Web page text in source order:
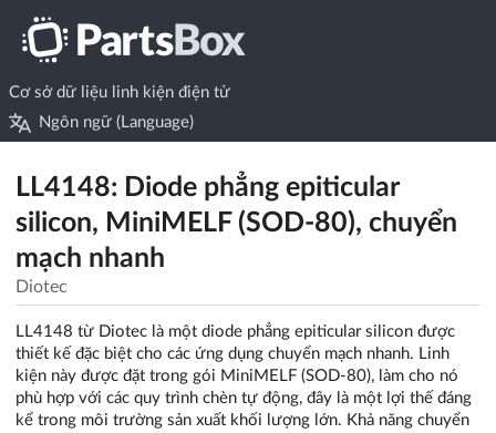
Cơ sở dữ liệu linh kiện điện tử
Ngôn ngữ (Language)
LL4148: Diode phẳng epiticular
silicon, MiniMELF (SOD-80), chuyển
mạch nhanh
Diotec
LL4148 từ Diotec là một diode phẳng epiticular silicon được
thiết kế đặc biệt cho các ứng dụng chuyển mạch nhanh. Linh
kiện này được đặt trong gói MiniMELF (SOD-80), làm cho nó
phù hợp với các quy trình chèn tự động, đây là một lợi thế đáng
kể trong môi trường sản xuất khối lượng lớn. Khả năng chuyển